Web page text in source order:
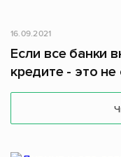
16.09.2021
Если все банки
кредите - это не